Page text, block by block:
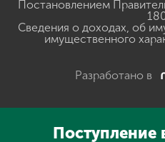
Постановлением
Сведения о доходах, об
имущественного
Разработано в
Поступление